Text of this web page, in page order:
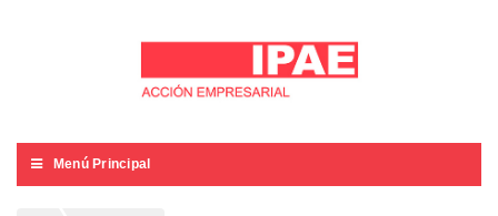
Menú Principal